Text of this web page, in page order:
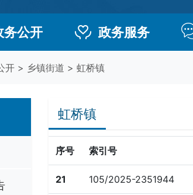
务公开 政务服务
开 > 乡镇街道 > 虹桥镇
虹桥镇
序号 索引号
21 105/2025-2351944